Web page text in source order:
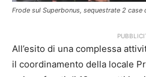
Frode sul Superbonus, sequestrate 2 case
All’esito di una complessa
il coordinamento della locale